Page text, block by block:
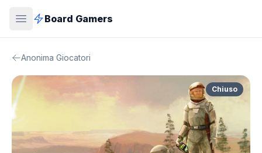
Board Gamers
Anonima Giocatori
Chiuso